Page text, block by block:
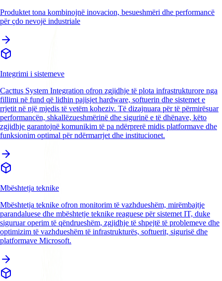
Produktet tona kombinojnë inovacion, besueshmëri dhe performancë
për çdo nevojë industriale
Integrimi i sistemeve
Cacttus System Integration ofron zgjidhje të plota infrastrukturore nga
fillimi në fund që lidhin pajisjet hardware, softuerin dhe sistemet e
rrjetit në një mjedis të vetëm koheziv. Të dizajnuara për të përmirësuar
performancën, shkallëzueshmërinë dhe sigurinë e të dhënave, këto
zgjidhje garantojnë komunikim të pa ndërprerë midis platformave dhe
funksionim optimal për ndërmarrjet dhe institucionet.
Mbështetja teknike
Mbështetja teknike ofron monitorim të vazhdueshëm, mirëmbajtje
parandaluese dhe mbështetje teknike reaguese për sistemet IT, duke
siguruar operim të qëndrueshëm, zgjidhje të shpejtë të problemeve dhe
optimizim të vazhdueshëm të infrastrukturës, softuerit, sigurisë dhe
platformave Microsoft.